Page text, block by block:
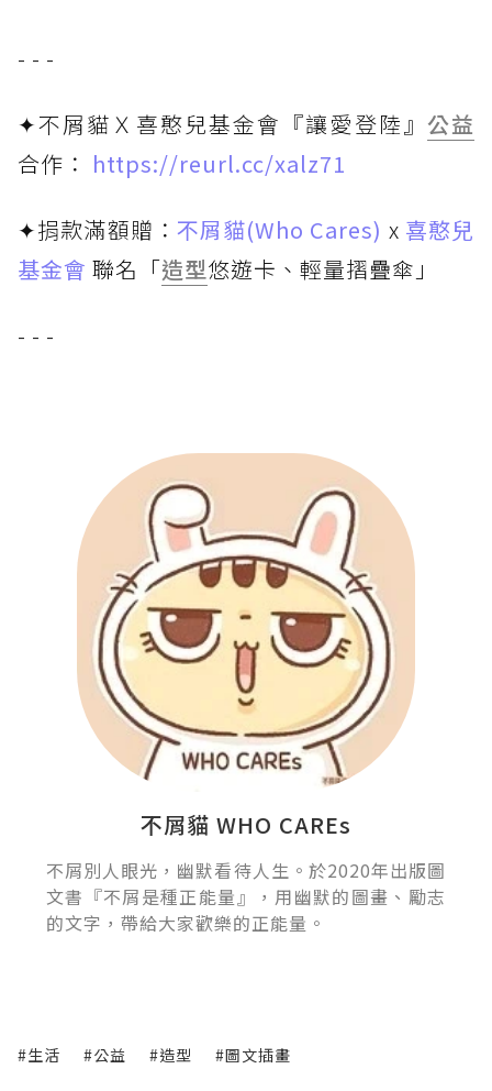
- - -
✦不屑貓Ｘ喜憨兒基金會『讓愛登陸』 公益
合作： https://reurl.cc/xalz71
✦捐款滿額贈： 不屑貓(Who Cares) x 喜憨兒
基金會 聯名「造型悠遊卡、輕量摺疊傘」
- - -
不屑貓 WHO CAREs
不屑別人眼光，幽默看待人生。於2020年出版圖
文書『不屑是種正能量』，用幽默的圖畫、勵志
的文字，帶給大家歡樂的正能量。
#生活 #公益 #造型 #圖文插畫